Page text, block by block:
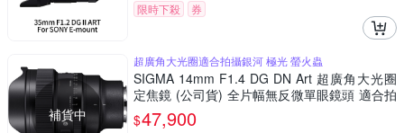
限時下殺
券
補貨中
超廣角大光圈適合拍攝銀河 極光 螢火蟲
SIGMA 14mm F1.4 DG DN Art 超廣角大光圈
定焦鏡 (公司貨) 全片幅無反微單眼鏡頭 適合拍
攝星空、銀河、螢火蟲
$47,900